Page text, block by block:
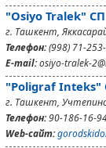
"Osiyo Tralek"
г. Ташкент,
Телефон:(998) 71-
E-mail:osiyo-tralek-
"Poligraf Inteks"
г. Ташкент,
Телефон:90-186-16-
Web-сайт: